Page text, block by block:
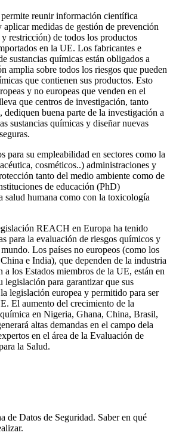
reunir información científica
medidas de gestión de prevención
restricción) de todos los productos
en la UE. Los fabricantes e
sustancias químicas están obligados a
amplia sobre todos los riesgos que pueden
que contienen sus productos. Esto
y no europeas que venden en el
que centros de investigación, tanto
buena parte de la investigación a
sustancias químicas y diseñar nuevas
para su empleabilidad en sectores como la
cosméticos..) administraciones y
tanto del medio ambiente como de
de educación (PhD)
salud humana como con la toxicología
REACH en Europa ha tenido
para la evaluación de riesgos químicos y
Los países no europeos (como los
e India), que dependen de la industria
los Estados miembros de la UE, están en
legislación para garantizar que sus
legislación europea y permitido para ser
El aumento del crecimiento de la
en Nigeria, Ghana, China, Brasil,
altas demandas en el campo dela
en el área de la Evaluación de
la Salud.
de Datos de Seguridad. Saber en qué